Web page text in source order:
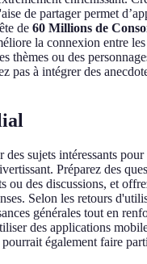
de partager permet
de 60 Millions de
la connexion entre
thèmes ou des
pas à intégrer des
des sujets intéressants
Préparez des
ou des discussions, et
Selon les retours
générales tout en
des applications
également faire